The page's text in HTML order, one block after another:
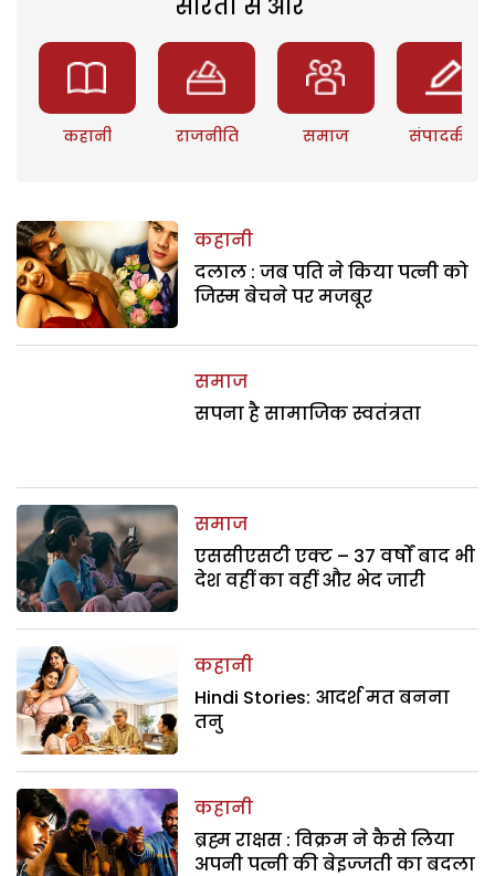
सरिता से और
कहानी राजनीति समाज संपादकीय
कहानी
दलाल : जब पति ने किया पत्नी को
जिस्म बेचने पर मजबूर
समाज
सपना है सामाजिक स्वतंत्रता
समाज
एससीएसटी एक्ट – 37 वर्षों बाद भी
देश वहीं का वहीं और भेद जारी
कहानी
Hindi Stories: आदर्श मत बनना
तनु
कहानी
ब्रह्म राक्षस : विक्रम ने कैसे लिया
अपनी पत्नी की बेइज्जती का बदला